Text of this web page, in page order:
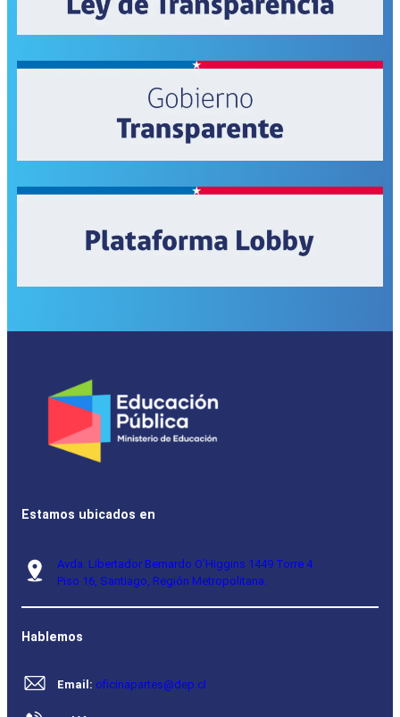
Estamos ubicados en
Avda. Libertador Bernardo O’Higgins 1449 Torre 4
Piso 16, Santiago, Región Metropolitana.
Hablemos
Email: oficinapartes@dep.cl